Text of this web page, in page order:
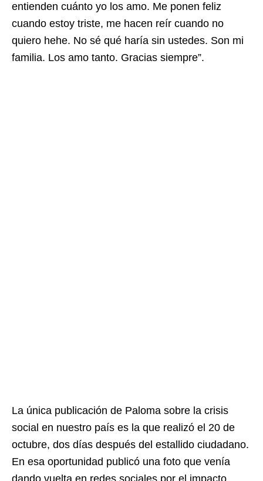
entienden cuánto yo los amo. Me ponen feliz
cuando estoy triste, me hacen reír cuando no
quiero hehe. No sé qué haría sin ustedes. Son mi
familia. Los amo tanto. Gracias siempre”.
La única publicación de Paloma sobre la crisis
social en nuestro país es la que realizó el 20 de
octubre, dos días después del estallido ciudadano.
En esa oportunidad publicó una foto que venía